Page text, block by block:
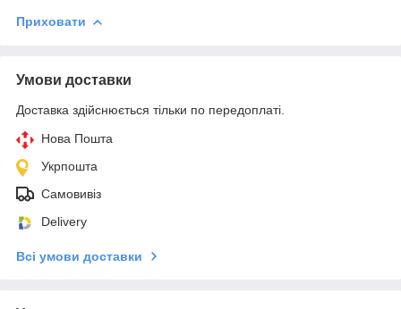
Приховати
Умови доставки
Доставка здійснюється тільки по передоплаті.
Нова Пошта
Укрпошта
Самовивіз
Delivery
Всі умови доставки